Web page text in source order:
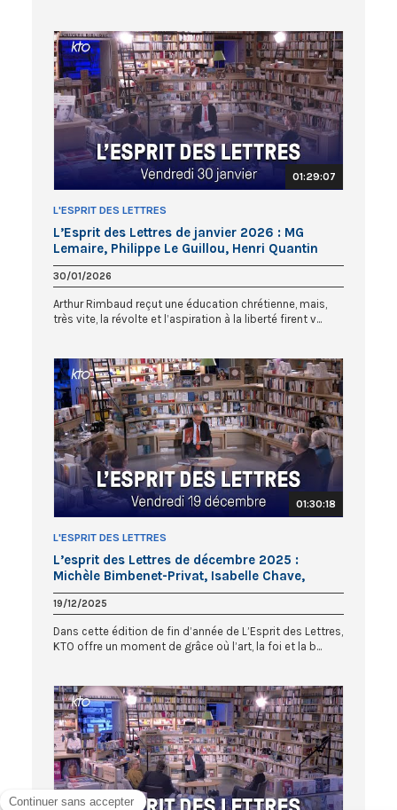
01:29:07
L'ESPRIT DES LETTRES
L’Esprit des Lettres de janvier 2026 : MG
Lemaire, Philippe Le Guillou, Henri Quantin
30/01/2026
Arthur Rimbaud reçut une éducation chrétienne, mais,
très vite, la révolte et l’aspiration à la liberté firent v...
01:30:18
L'ESPRIT DES LETTRES
L’esprit des Lettres de décembre 2025 :
Michèle Bimbenet-Privat, Isabelle Chave,
Sophie Guérin Gasc
19/12/2025
Dans cette édition de fin d’année de L’Esprit des Lettres,
KTO offre un moment de grâce où l’art, la foi et la b...